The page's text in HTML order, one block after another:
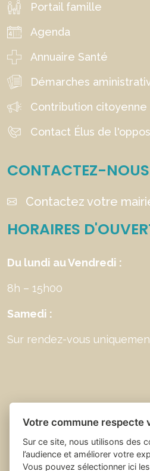
Portail famille
Agenda
Annuaire Santé
Démarches
Contribution citoyenne
Contact Élus de
CONTACTEZ-NOUS
Contactez votre
HORAIRES
Du lundi au Vendredi :
8h – 15h00
Samedi :
Sur rendez-vous
Votre commune respecte
Sur ce site, nous utilisons des
l’audience et améliorer votre
Vous pouvez sélectionner ici